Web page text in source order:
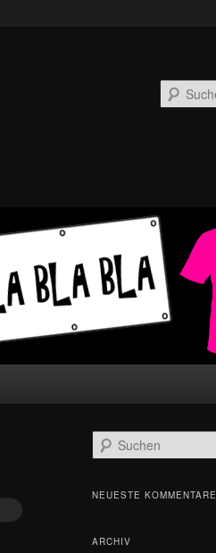
u
h
NEUESTE KOMMENTARE
ARCHIV